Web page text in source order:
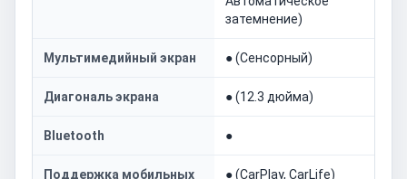
затемнение)
Мультимедийный экран ● (Сенсорный)
Диагональ экрана ● (12.3 дюйма)
Bluetooth ●
Поддержка мобильных
● (CarPlay, CarLife)